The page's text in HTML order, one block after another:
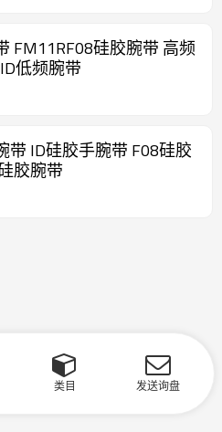
FM11RF08硅胶腕带 高频
低频腕带
带 ID硅胶手腕带 F08硅胶
胶腕带
类目 发送询盘